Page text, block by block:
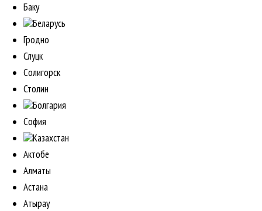
Баку
Беларусь
Гродно
Слуцк
Солигорск
Столин
Болгария
София
Казахстан
Актобе
Алматы
Астана
Атырау